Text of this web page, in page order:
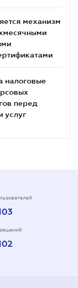
механизм
налоговые
перед